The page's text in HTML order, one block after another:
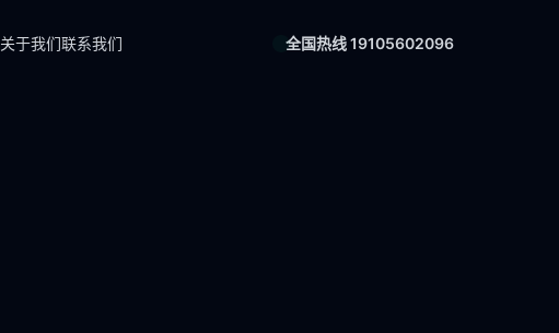
关于我们联系我们 全国热线 19105602096